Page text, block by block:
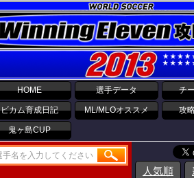
HOME 選手データ チ
ビカム育成日記 ML/MLOオススメ 攻
鬼ヶ島CUP
人気順